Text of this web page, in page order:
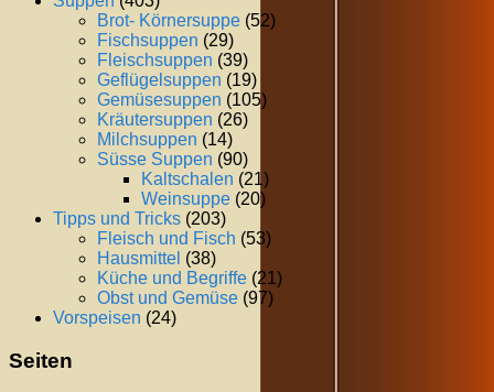
Brot- Körnersuppe (52)
Fischsuppen (29)
Fleischsuppen (39)
Geflügelsuppen (19)
Gemüsesuppen (105)
Kräutersuppen (26)
Milchsuppen (14)
Süsse Suppen (90)
Kaltschalen (21)
Weinsuppe (20)
Tipps und Tricks (203)
Fleisch und Fisch (53)
Hausmittel (38)
Küche und Begriffe (21)
Obst und Gemüse (97)
Vorspeisen (24)
Seiten